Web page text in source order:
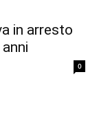
in arresto
0